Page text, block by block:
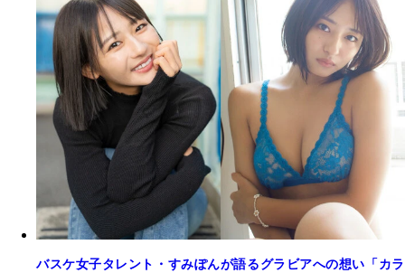
バスケ女子タレント・すみぽんが語るグラビアへの想い「カラ